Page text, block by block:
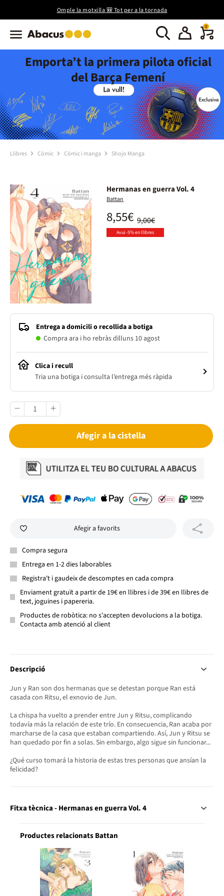
Omple la motxilla 🎒 Tot per a la tornada
0
Emporta’t la primera pilota oficial
del Barça Femení
Llibres Còmic Còmic i manga Shojo Manga
Hermanas en guerra Vol. 4
Battan
9,00€
8,55€
Avui -5% en llibres
Entrega a domicili o recollida a botiga
Compra ara i ho rebràs dilluns 10 agost
Clica i recull
Tria una botiga i consulta l’entrega més ràpida
Afegir a la cistella
Afegir a favorits
Compra segura
Entrega en 1-2 dies laborables
Registra't i gaudeix de descomptes en cada compra
Enviament gratuït a partir de 19€ en llibres i de 39€ en llibres de
text, joguines i papereria.
Productes de robòtica: no s'accepten devolucions a la botiga.
Contacta amb atenció al client
Descripció
Jun y Ran son dos hermanas que se detestan porque Ran está
casada con Ritsu, el exnovio de Jun.
La chispa ha vuelto a prender entre Jun y Ritsu, complicando
todavía más la relación de este trío. En consecuencia, Ran acaba por
marcharse de la casa que estaban compartiendo. Así, Jun y Ritsu se
han quedado por fin a solas. Sin embargo, algo sigue sin funcionar...
¿Qué curso tomará la historia de estas tres personas que ansían la
felicidad?
Fitxa tècnica - Hermanas en guerra Vol. 4
Productes relacionats Battan